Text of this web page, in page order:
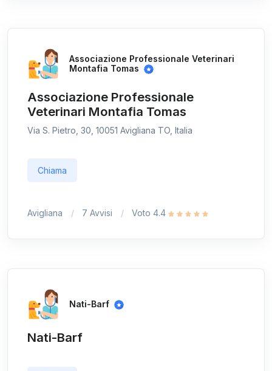
Associazione Professionale Veterinari
Montafia Tomas
Associazione Professionale
Veterinari Montafia Tomas
Via S. Pietro, 30, 10051 Avigliana TO, Italia
Chiama
Avigliana 7 Avvisi Voto 4.4
Nati-Barf
Nati-Barf